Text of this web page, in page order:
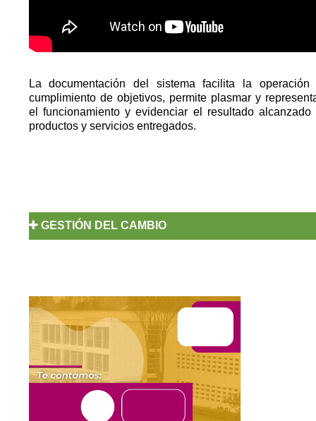
La documentación del sistema facilita la operación
cumplimiento de objetivos, permite plasmar y
el funcionamiento y evidenciar el resultado alcanzado
productos y servicios entregados.
GESTIÓN DEL CAMBIO